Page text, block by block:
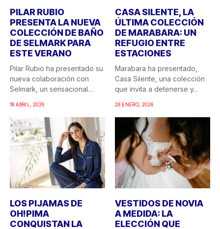
PILAR RUBIO
PRESENTA LA NUEVA
COLECCIÓN DE BAÑO
DE SELMARK PARA
ESTE VERANO
Pilar Rubio ha presentado su
nueva colaboración con
Selmark, un sensacional
18 ABRIL, 2026
CASA SILENTE, LA
ÚLTIMA COLECCIÓN
DE MARABARA: UN
REFUGIO ENTRE
ESTACIONES
Marabara ha presentado,
Casa Silente, una colección
que invita a detenerse y...
26 ENERO, 2026
LOS PIJAMAS DE
OH!PIMA
CONQUISTAN LA
VESTIDOS DE NOVIA
A MEDIDA: LA
ELECCIÓN QUE